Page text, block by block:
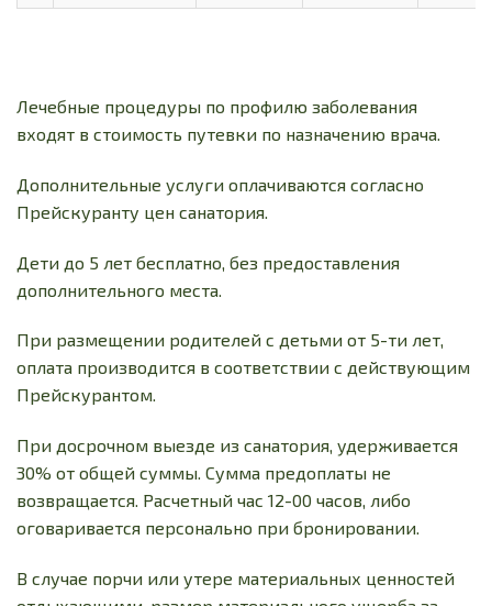
Лечебные процедуры по профилю заболевания
входят в стоимость путевки по назначению врача.
Дополнительные услуги оплачиваются согласно
Прейскуранту цен санатория.
Дети до 5 лет бесплатно, без предоставления
дополнительного места.
При размещении родителей с детьми от 5-ти лет,
оплата производится в соответствии с действующим
Прейскурантом.
При досрочном выезде из санатория, удерживается
30% от общей суммы. Сумма предоплаты не
возвращается. Расчетный час 12-00 часов, либо
оговаривается персонально при бронировании.
В случае порчи или утере материальных ценностей